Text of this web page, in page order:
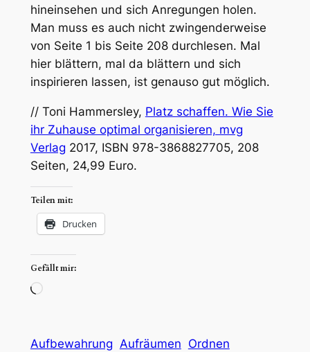
hineinsehen und sich Anregungen holen.
Man muss es auch nicht zwingenderweise
von Seite 1 bis Seite 208 durchlesen. Mal
hier blättern, mal da blättern und sich
inspirieren lassen, ist genauso gut möglich.
// Toni Hammersley, Platz schaffen. Wie Sie
ihr Zuhause optimal organisieren, mvg
Verlag 2017, ISBN 978-3868827705, 208
Seiten, 24,99 Euro.
Teilen mit:
Drucken
Gefällt mir:
Wird
Aufbewahrung Aufräumen Ordnen